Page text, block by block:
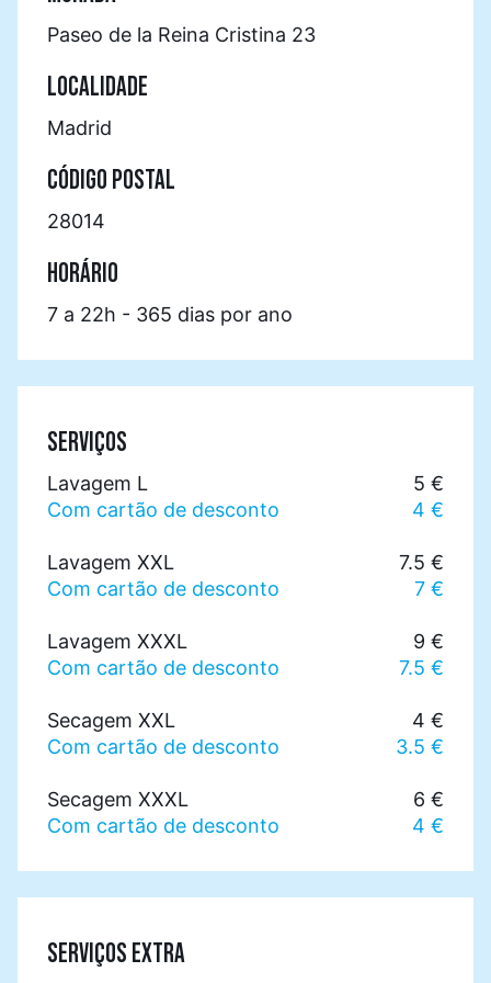
Paseo de la Reina Cristina 23
LOCALIDADE
Madrid
CÓDIGO POSTAL
28014
HORÁRIO
7 a 22h - 365 dias por ano
SERVIÇOS
Lavagem L
5 €
Com cartão de desconto
4 €
Lavagem XXL
7.5 €
Com cartão de desconto
7 €
Lavagem XXXL
9 €
Com cartão de desconto
7.5 €
Secagem XXL
4 €
Com cartão de desconto
3.5 €
Secagem XXXL
6 €
Com cartão de desconto
4 €
SERVIÇOS EXTRA